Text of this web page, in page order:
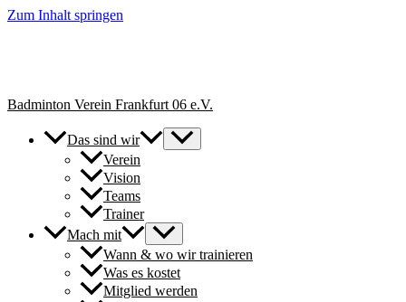
Zum Inhalt springen
Badminton Verein Frankfurt 06 e.V.
Das sind wir
Verein
Vision
Teams
Trainer
Mach mit
Wann & wo wir trainieren
Was es kostet
Mitglied werden